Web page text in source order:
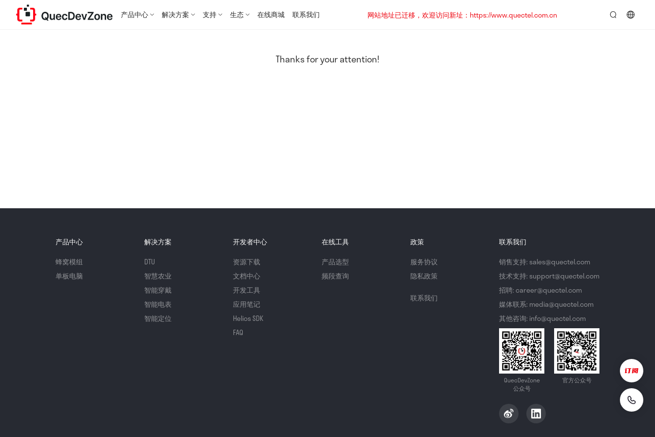
产品中心 解决方案 支持 生态 在线商城 联系我们
网站地址已迁移，欢迎访问新址：https://www.quectel.com.cn
Thanks for your attention!
产品中心
蜂窝模组
单板电脑
解决方案
DTU
智慧农业
智能穿戴
智能电表
智能定位
开发者中心
资源下载
文档中心
开发工具
应用笔记
Helios SDK
FAQ
在线工具
产品选型
频段查询
政策
服务协议
隐私政策
联系我们
联系我们
销售支持: sales@quectel.com
技术支持: support@quectel.com
招聘: career@quectel.com
媒体联系: media@quectel.com
其他咨询: info@quectel.com
QuecDevZone
公众号
官方公众号